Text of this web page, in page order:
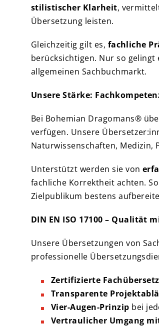
stilistischer Klarheit,
Übersetzung leisten.
Gleichzeitig gilt es, fachliche
berücksichtigen. Nur so
allgemeinen Sachbuchmarkt.
Unsere Stärke:
Bei Bohemian Dragomans®
verfügen. Unsere
Naturwissenschaften, Medizin,
Unterstützt werden sie von
fachliche Korrektheit achten.
Zielpublikum bestens
DIN EN ISO 17100 – Qualität
Unsere Übersetzungen von
professionelle
Zertifizierte
Transparente
Vier-Augen-Prinzip bei
Vertraulicher Umgang